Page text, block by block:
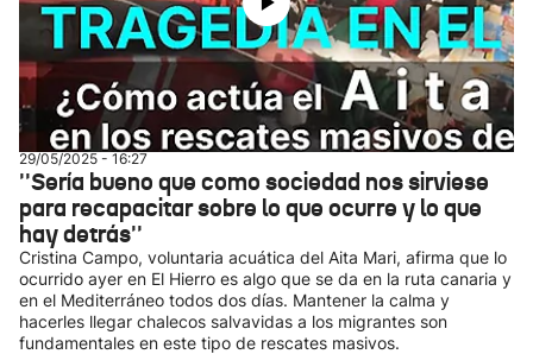
29/05/2025 - 16:27
''Sería bueno que como sociedad nos sirviese
para recapacitar sobre lo que ocurre y lo que
hay detrás''
Cristina Campo, voluntaria acuática del Aita Mari, afirma que lo
ocurrido ayer en El Hierro es algo que se da en la ruta canaria y
en el Mediterráneo todos dos días. Mantener la calma y
hacerles llegar chalecos salvavidas a los migrantes son
fundamentales en este tipo de rescates masivos.